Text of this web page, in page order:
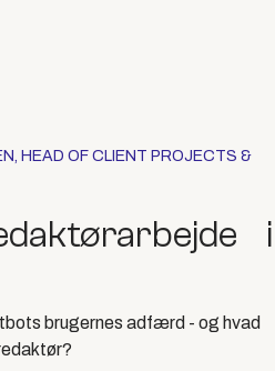
HEAD OF CLIENT PROJECTS &
i
brugernes adfærd - og hvad